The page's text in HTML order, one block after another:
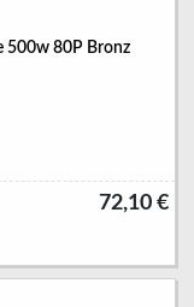
500w 80P Bronz
72,10 €